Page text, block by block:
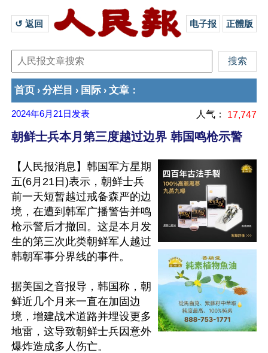
↺ 返回 电子报 正體版
首页 › 分栏目 › 国际 › 文章 ：
2024年6月21日 发表 人气： 17,747
朝鲜士兵本月第三度越过边界 韩国鸣枪示警
【人民报消息】韩国军方星期
五(6月21日)表示，朝鲜士兵
前一天短暂越过戒备森严的边
境，在遭到韩军广播警告并鸣
枪示警后才撤回。这是本月发
生的第三次此类朝鲜军人越过
韩朝军事分界线的事件。
据美国之音报导，韩国称，朝
鲜近几个月来一直在加固边
境，增建战术道路并埋设更多
地雷，这导致朝鲜士兵因意外
爆炸造成多人伤亡。